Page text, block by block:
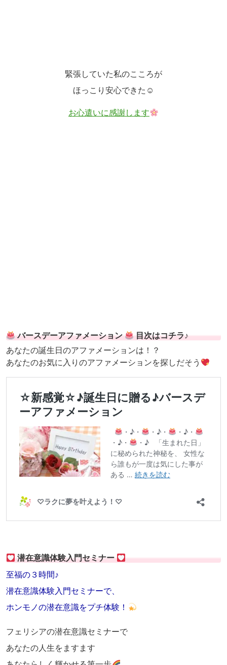
緊張していた私のこころが
ほっこり安心できた☺
お心遣いに感謝します
バースデーアファメーション
目次はコチラ♪
あなたの誕生日のアファメーションは！？
あなたのお気に入りのアファメーションを探しだそう
潜在意識体験入門セミナー
至福の３時間♪
潜在意識体験入門セミナーで、
ホンモノの潜在意識をプチ体験！
フェリシアの潜在意識セミナーで
あなたの人生をますます